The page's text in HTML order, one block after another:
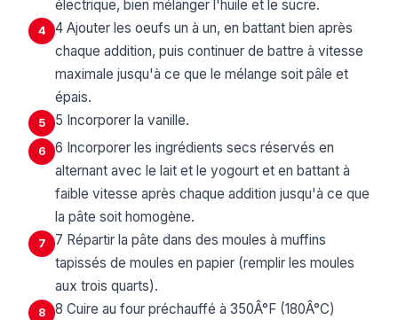
électrique, bien mélanger l'huile et le sucre.
4
4 Ajouter les oeufs un à un, en battant bien après
chaque addition, puis continuer de battre à vitesse
maximale jusqu'à ce que le mélange soit pâle et
épais.
5 5 Incorporer la vanille.
6
6 Incorporer les ingrédients secs réservés en
alternant avec le lait et le yogourt et en battant à
faible vitesse après chaque addition jusqu'à ce que
la pâte soit homogène.
7
7 Répartir la pâte dans des moules à muffins
tapissés de moules en papier (remplir les moules
aux trois quarts).
8
8 Cuire au four préchauffé à 350Â°F (180Â°C)